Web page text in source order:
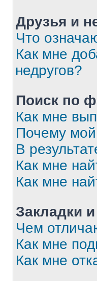
Друзья и
Что
Как мне
недругов?
Поиск по
Как мне
Почему мой
В
Как мне
Как мне
Закладки
Чем
Как мне
Как мне